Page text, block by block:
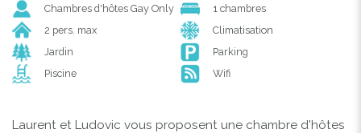
Chambres d'hôtes Gay Only
1 chambres
2 pers. max
Climatisation
Jardin
Parking
Piscine
Wifi
Laurent et Ludovic vous proposent une chambre d'hôtes